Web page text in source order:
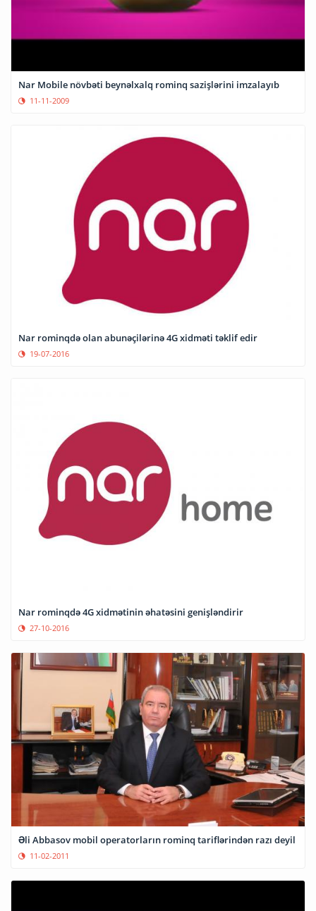
Nar Mobile növbəti beynəlxalq rominq sazişlərini imzalayıb
11-11-2009
Nar rominqdə olan abunəçilərinə 4G xidməti təklif edir
19-07-2016
Nar rominqdə 4G xidmətinin əhatəsini genişləndirir
27-10-2016
Əli Abbasov mobil operatorların rominq tariflərindən razı deyil
11-02-2011